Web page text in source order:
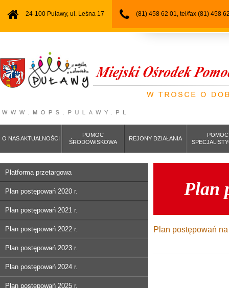
24-100 Puławy, ul. Leśna 17 (81) 458 62 01, tel/fax (81) 458
O NAS AKTUALNOŚCI
POMOC
ŚRODOWISKOWA
REJONY DZIAŁANIA
POMOC
Plan
Plan postępowań
Platforma przetargowa
Plan postępowań 2020 r.
Plan postępowań 2021 r.
Plan postępowań 2022 r.
Plan postępowań 2023 r.
Plan postępowań 2024 r.
Plan postępowań 2025 r.